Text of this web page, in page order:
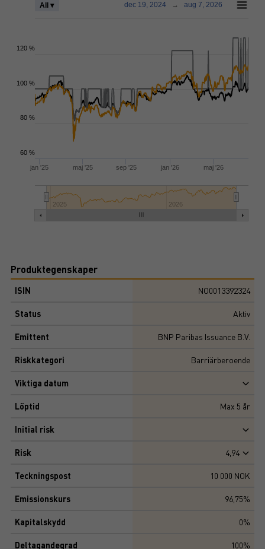
jan '25 maj '25 sep '25 jan '26 maj '26
2025 2026
All ▾ dec 19, 2024 → aug 7, 2026
60 %
80 %
100 %
120 %
Produktegenskaper
ISIN NO0013392324
Status Aktiv
Emittent BNP Paribas Issuance B.V.
Riskkategori Barriärberoende
Viktiga datum
Löptid Max 5 år
Initial risk
Risk 4,94
Teckningspost 10 000 NOK
Emissionskurs 96,75%
Kapitalskydd 0%
Deltagandegrad 100%